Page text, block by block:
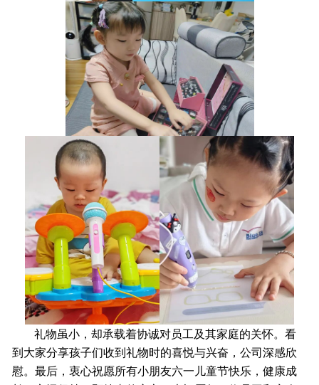
礼物虽小，却承载着协诚对员工及其家庭的关怀。看
到大家分享孩子们收到礼物时的喜悦与兴奋，公司深感欣
慰。最后，衷心祝愿所有小朋友六一儿童节快乐，健康成